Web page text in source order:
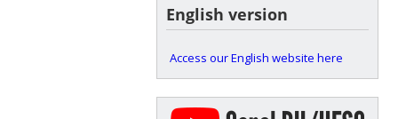
English version
Access our English website here